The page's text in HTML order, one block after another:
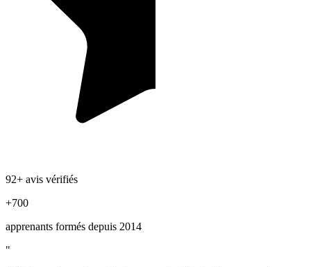
92+ avis vérifiés
+700
apprenants formés depuis 2014
"